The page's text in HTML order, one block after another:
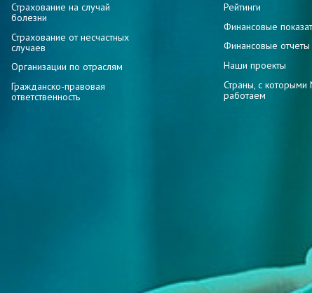
Страхование на случай
болезни
Страхование от несчастных
случаев
Организации по отраслям
Гражданско-правовая
ответственность
Рейтинги
Финансовые
Финансовые отчеты
Наши проекты
Страны, с
работаем